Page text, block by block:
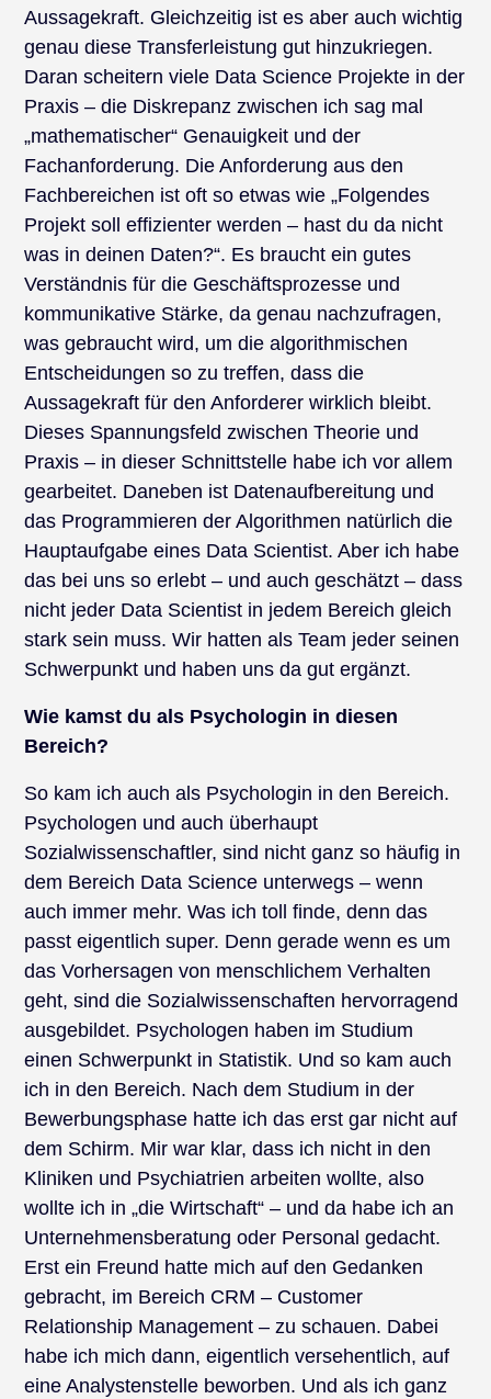
Aussagekraft. Gleichzeitig ist es aber auch wichtig
genau diese Transferleistung gut hinzukriegen.
Daran scheitern viele Data Science Projekte in der
Praxis – die Diskrepanz zwischen ich sag mal
„mathematischer“ Genauigkeit und der
Fachanforderung. Die Anforderung aus den
Fachbereichen ist oft so etwas wie „Folgendes
Projekt soll effizienter werden – hast du da nicht
was in deinen Daten?“. Es braucht ein gutes
Verständnis für die Geschäftsprozesse und
kommunikative Stärke, da genau nachzufragen,
was gebraucht wird, um die algorithmischen
Entscheidungen so zu treffen, dass die
Aussagekraft für den Anforderer wirklich bleibt.
Dieses Spannungsfeld zwischen Theorie und
Praxis – in dieser Schnittstelle habe ich vor allem
gearbeitet. Daneben ist Datenaufbereitung und
das Programmieren der Algorithmen natürlich die
Hauptaufgabe eines Data Scientist. Aber ich habe
das bei uns so erlebt – und auch geschätzt – dass
nicht jeder Data Scientist in jedem Bereich gleich
stark sein muss. Wir hatten als Team jeder seinen
Schwerpunkt und haben uns da gut ergänzt.
Wie kamst du als Psychologin in diesen
Bereich?
So kam ich auch als Psychologin in den Bereich.
Psychologen und auch überhaupt
Sozialwissenschaftler, sind nicht ganz so häufig in
dem Bereich Data Science unterwegs – wenn
auch immer mehr. Was ich toll finde, denn das
passt eigentlich super. Denn gerade wenn es um
das Vorhersagen von menschlichem Verhalten
geht, sind die Sozialwissenschaften hervorragend
ausgebildet. Psychologen haben im Studium
einen Schwerpunkt in Statistik. Und so kam auch
ich in den Bereich. Nach dem Studium in der
Bewerbungsphase hatte ich das erst gar nicht auf
dem Schirm. Mir war klar, dass ich nicht in den
Kliniken und Psychiatrien arbeiten wollte, also
wollte ich in „die Wirtschaft“ – und da habe ich an
Unternehmensberatung oder Personal gedacht.
Erst ein Freund hatte mich auf den Gedanken
gebracht, im Bereich CRM – Customer
Relationship Management – zu schauen. Dabei
habe ich mich dann, eigentlich versehentlich, auf
eine Analystenstelle beworben. Und als ich ganz